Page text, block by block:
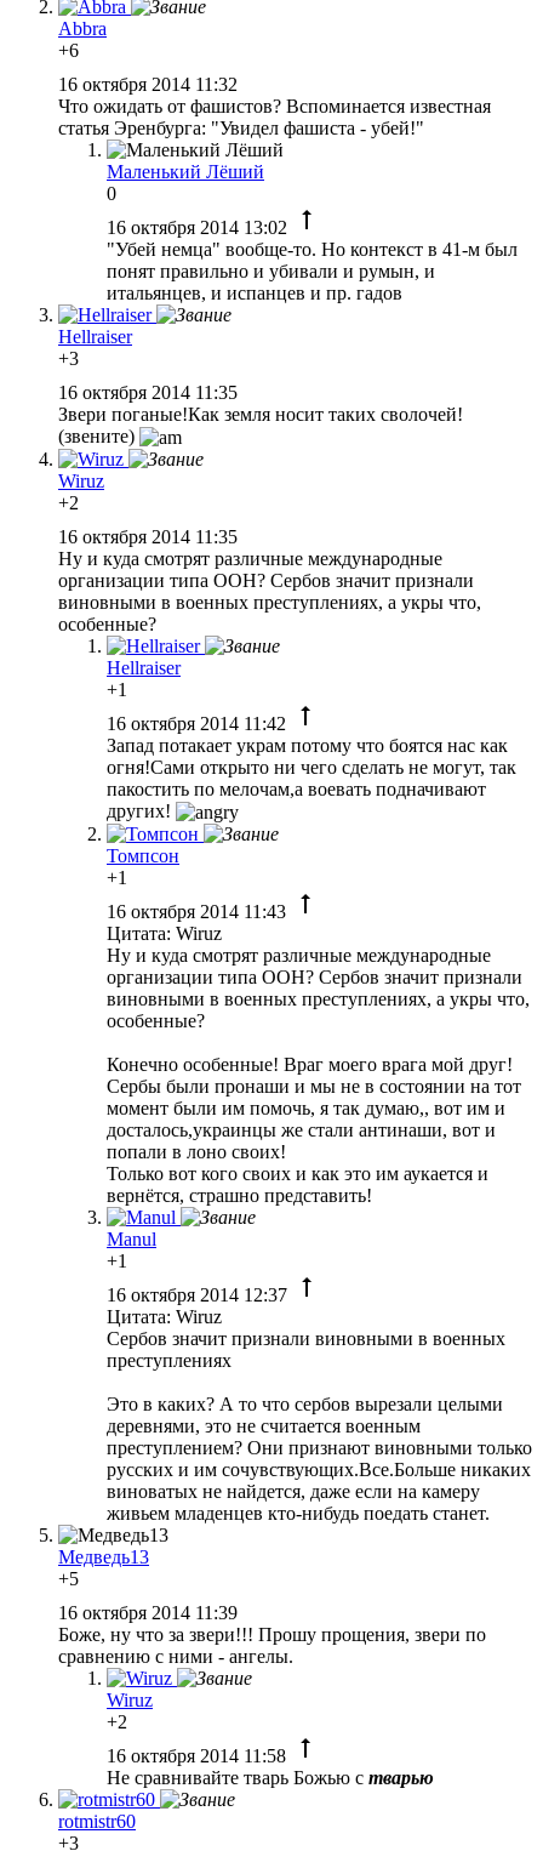
Abbra
+6
16 октября 2014 11:32
Что ожидать от фашистов? Вспоминается известная
статья Эренбурга: "Увидел фашиста - убей!"
Маленький Лёший
0
16 октября 2014 13:02
"Убей немца" вообще-то. Но контекст в 41-м был
понят правильно и убивали и румын, и
итальянцев, и испанцев и пр. гадов
Hellraiser
+3
16 октября 2014 11:35
Звери поганые!Как земля носит таких сволочей!
(звените)
Wiruz
+2
16 октября 2014 11:35
Ну и куда смотрят различные международные
организации типа ООН? Сербов значит признали
виновными в военных преступлениях, а укpы что,
особенные?
Hellraiser
+1
16 октября 2014 11:42
Запад потакает украм потому что боятся нас как
огня!Сами открыто ни чего сделать не могут, так
пакостить по мелочам,а воевать подначивают
других!
Томпсон
+1
16 октября 2014 11:43
Цитата: Wiruz
Ну и куда смотрят различные международные
организации типа ООН? Сербов значит признали
виновными в военных преступлениях, а укpы что,
особенные?
Конечно особенные! Враг моего врага мой друг!
Сербы были пронаши и мы не в состоянии на тот
момент были им помочь, я так думаю,, вот им и
досталось,украинцы же стали антинаши, вот и
попали в лоно своих!
Только вот кого своих и как это им аукается и
вернётся, страшно представить!
Manul
+1
16 октября 2014 12:37
Цитата: Wiruz
Сербов значит признали виновными в военных
преступлениях
Это в каких? А то что сербов вырезали целыми
деревнями, это не считается военным
преступлением? Они признают виновными только
русских и им сочувствующих.Все.Больше никаких
виноватых не найдется, даже если на камеру
живьем младенцев кто-нибудь поедать станет.
Медведь13
+5
16 октября 2014 11:39
Боже, ну что за звери!!! Прошу прощения, звери по
сравнению с ними - ангелы.
Wiruz
+2
16 октября 2014 11:58
Не сравнивайте твaрь Божью с тварью
rotmistr60
+3